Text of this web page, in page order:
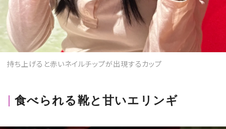
持ち上げると赤いネイルチップが出現するカップ
食べられる靴と甘いエリンギ